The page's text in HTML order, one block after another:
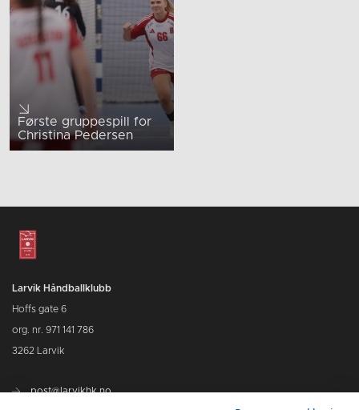
Første gruppespill for
Christina Pedersen
Larvik Håndballklubb
Hoffs gate 6
org. nr. 971 141 786
3262 Larvik
post@larvikhk.no